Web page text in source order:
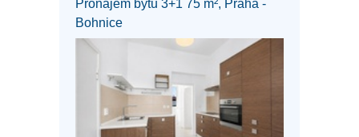
Pronájem bytu 3+1 75 m², Praha -
Bohnice